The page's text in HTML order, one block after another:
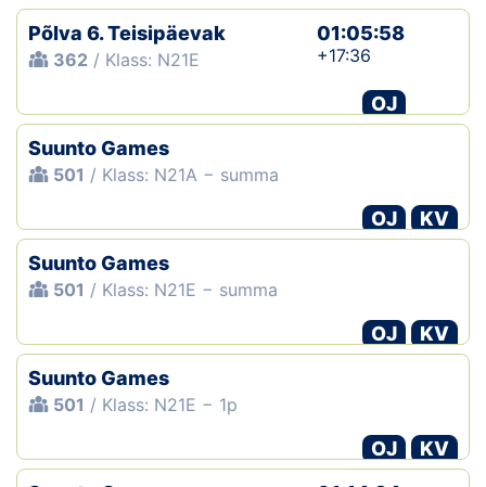
Põlva 6. Teisipäevak
362 / Klass: N21E
01:05:58
+17:36
OJ
Suunto Games
501 / Klass: N21A − summa
OJ
KV
Suunto Games
501 / Klass: N21E − summa
OJ
KV
Suunto Games
501 / Klass: N21E − 1p
OJ
KV